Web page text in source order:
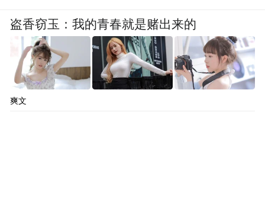
寨水产养殖业，复制潜江小龙虾养殖加工模
式，并带动相关产品加工制造发展。
除此之外，还有不少经验丰富的潜江龙虾养
殖户被外地的龙虾养殖基地聘请到当地当资
盗香窃玉：我的青春就是赌出来的
爽文